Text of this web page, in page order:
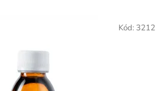
Kód: 3212